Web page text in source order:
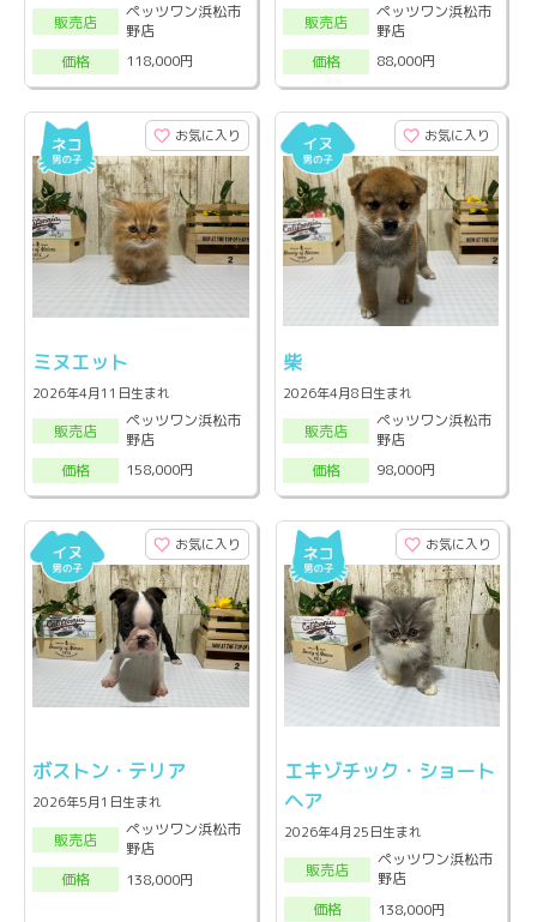
販売店
ペッツワン浜松市
野店
価格
118,000円
販売店
ペッツワン浜松市
野店
価格
88,000円
お気に入り
ミヌエット
2026年4月11日生まれ
販売店
ペッツワン浜松市
野店
価格
158,000円
お気に入り
柴
2026年4月8日生まれ
販売店
ペッツワン浜松市
野店
価格
98,000円
お気に入り
ボストン・テリア
2026年5月1日生まれ
販売店
ペッツワン浜松市
野店
価格
138,000円
お気に入り
エキゾチック・ショート
ヘア
2026年4月25日生まれ
販売店
ペッツワン浜松市
野店
価格
138,000円